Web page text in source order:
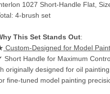
1027 Short-Handle Flat,
4-brush set
This Set Stands Out:
Custom-Designed for Model
Short Handle for Maximum
originally designed for oil
fine-tuned model painting